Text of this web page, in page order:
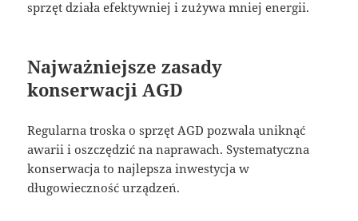
sprzęt działa efektywniej i zużywa mniej energii.
Najważniejsze zasady
konserwacji AGD
Regularna troska o sprzęt AGD pozwala uniknąć
awarii i oszczędzić na naprawach. Systematyczna
konserwacja to najlepsza inwestycja w
długowieczność urządzeń.